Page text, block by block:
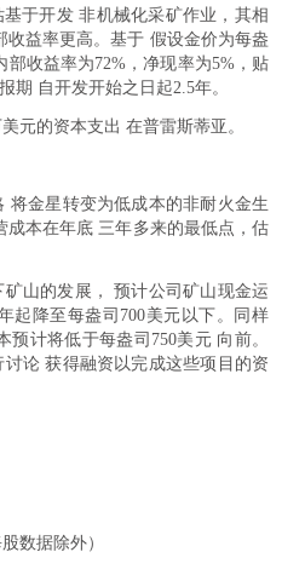
于开发 非机械化采矿作业，其相
收益率更高。基于 假设金价为每盎
部收益率为72%，净现率为5%，贴
期 自开发开始之日起2.5年。
元的资本支出 在普雷斯蒂亚。
将金星转变为低成本的非耐火金生
成本在年底 三年多来的最低点，估
山的发展， 预计公司矿山现金运
起降至每盎司700美元以下。同样
预计将低于每盎司750美元 向前。
论 获得融资以完成这些项目的资
数据除外）